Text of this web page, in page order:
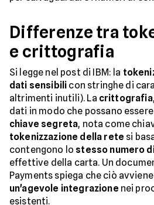
Differenze tra
e crittografia
Si legge nel post di IBM: la
dati sensibili con stringhe di
altrimenti inutili). La crittografia
dati in modo che possano essere
chiave segreta, nota come
tokenizzazione della rete si
contengono lo stesso numero
effettive della carta. Un
Payments spiega che ciò
un'agevole integrazione nei
esistenti.